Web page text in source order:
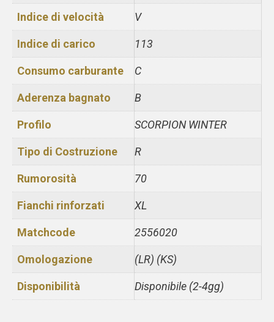
Indice di velocità V
Indice di carico 113
Consumo carburante C
Aderenza bagnato B
Profilo SCORPION WINTER
Tipo di Costruzione R
Rumorosità 70
Fianchi rinforzati XL
Matchcode 2556020
Omologazione (LR) (KS)
Disponibilità Disponibile (2-4gg)